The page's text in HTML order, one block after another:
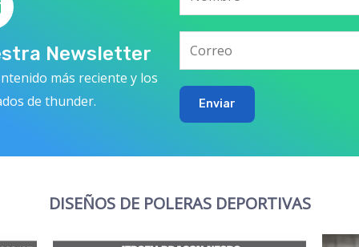
Newsletter
más reciente y los
de thunder.
Enviar
DISEÑOS DE POLERAS DEPORTIVAS